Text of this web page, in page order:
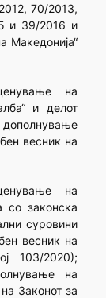
70/2013,
и 39/2016 и
Македонија“
на
и делот
дополнување
весник на
на
со законска
суровини
весник на
103/2020);
на
Законот за